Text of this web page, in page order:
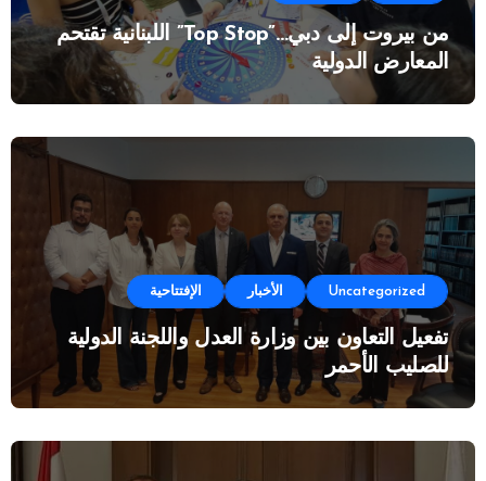
من بيروت إلى دبي…”Top Stop” اللبنانية تقتحم
المعارض الدولية
Uncategorized الأخبار الإفتتاحية
تفعيل التعاون بين وزارة العدل واللجنة الدولية
للصليب الأحمر